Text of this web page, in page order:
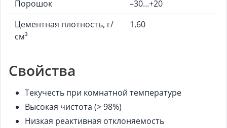
Порошок
–30…+20
Цементная плотность, г/
см³
1,60
Свойства
Текучесть при комнатной температуре
Высокая чистота (> 98%)
Низкая реактивная отклоняемость